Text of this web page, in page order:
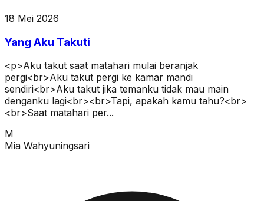
18 Mei 2026
Yang Aku Takuti
<p>Aku takut saat matahari mulai beranjak
pergi<br>Aku takut pergi ke kamar mandi
sendiri<br>Aku takut jika temanku tidak mau main
denganku lagi<br><br>Tapi, apakah kamu tahu?<br>
<br>Saat matahari per...
M
Mia Wahyuningsari